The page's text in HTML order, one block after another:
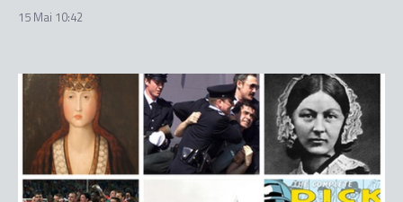
15 Mai 10:42